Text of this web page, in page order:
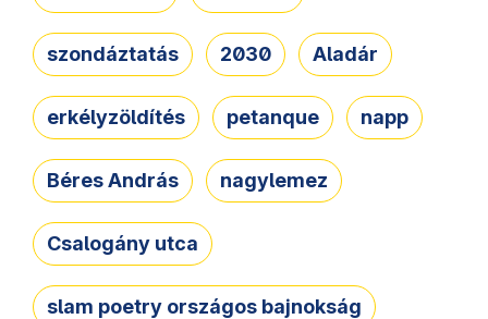
szondáztatás 2030 Aladár
erkélyzöldítés petanque napp
Béres András nagylemez
Csalogány utca
slam poetry országos bajnokság